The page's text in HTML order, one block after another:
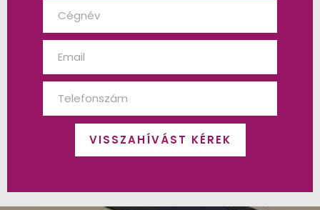
VISSZAHÍVÁST KÉREK